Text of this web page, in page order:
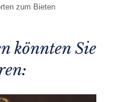
zum Bieten
könnten Sie